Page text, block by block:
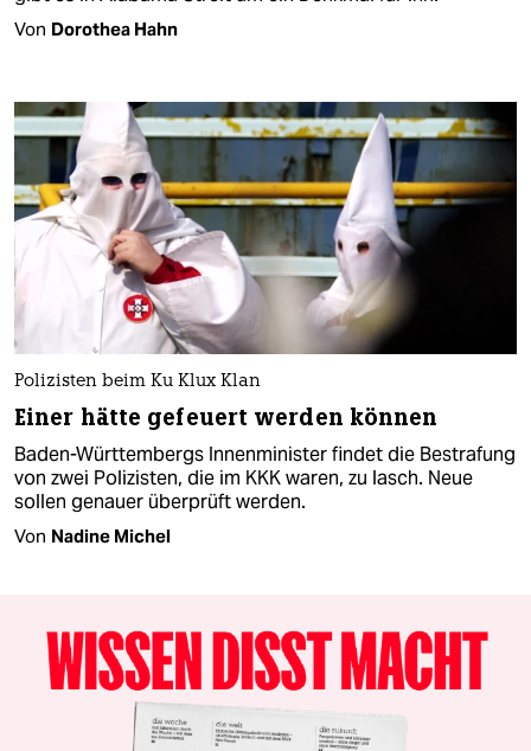
Von Dorothea Hahn
Polizisten beim Ku Klux Klan
Einer hätte gefeuert werden können
Baden-Württembergs Innenminister findet die Bestrafung
von zwei Polizisten, die im KKK waren, zu lasch. Neue
sollen genauer überprüft werden.
Von Nadine Michel